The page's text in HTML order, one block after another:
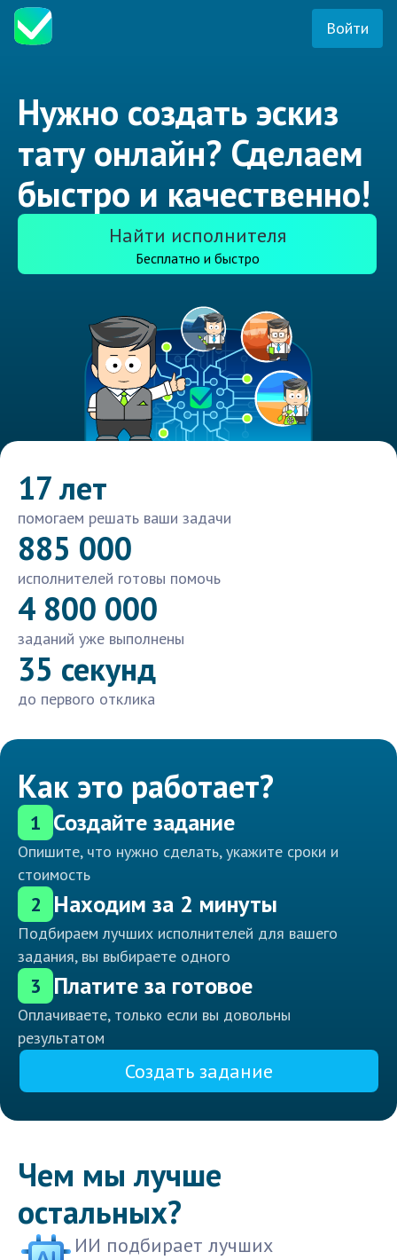
Войти
Нужно создать эскиз
тату онлайн? Сделаем
быстро и качественно!
Найти исполнителя
Бесплатно и быстро
17 лет
помогаем решать ваши задачи
885 000
исполнителей готовы помочь
4 800 000
заданий уже выполнены
35 секунд
до первого отклика
Как это работает?
1 Создайте задание
Опишите, что нужно сделать, укажите сроки и
стоимость
2 Находим за 2 минуты
Подбираем лучших исполнителей для вашего
задания, вы выбираете одного
3 Платите за готовое
Оплачиваете, только если вы довольны
результатом
Создать задание
Чем мы лучше
остальных?
ИИ подбирает лучших